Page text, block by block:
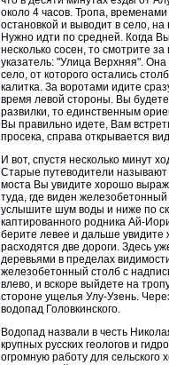
около 4 часов. Тропа,
остановкой и выводит в село,
Нужно идти по средней. Когда
несколько сосен, то смотрите
указатель: "Улица Верхняя".
село, от которого остались
калитка. За воротами идите
время левой стороны. Вы будете
развилки, то единственным
Вы правильно идете, Вам
просека, справа открывается
И вот, спустя несколько минут
Старые путеводители
моста Вы увидите хорошо
туда, где виден
услышите шум воды и ниже по
каптированного родника Ай-
берите левее и дальше увидите
расходятся две дороги. Здесь
деревьями в пределах
железобетонный столб с
влево, и вскоре выйдете на
стороне ущелья Улу-Узень.
водопад Головкинского.
Водопад назвали в честь
крупных русских геологов и
огромную работу для